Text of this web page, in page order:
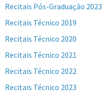
Recitais Pós-Graduação 2023
Recitais Técnico 2019
Recitais Técnico 2020
Recitais Técnico 2021
Recitais Técnico 2022
Recitais Técnico 2023